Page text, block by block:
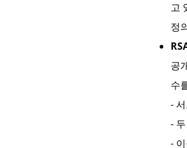
고
정
공
수
-
-
-